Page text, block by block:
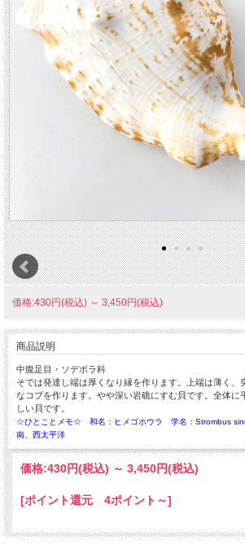
価格:430円(税込) ～ 3,450円(税込)
商品説明
中腹足目・ソデボラ科
そでは発達し端は厚くなり縁を作ります。上端は薄く、
なコブを作ります。やや深い岩礁にすむ貝です。全体に
しい貝です。
☆ひとことメモ☆ 和名：ヒメゴホウラ 学名：Strombus
南、西太平洋
価格:430円(税込) ～ 3,450円(税込)
[ポイント還元 4ポイント～]